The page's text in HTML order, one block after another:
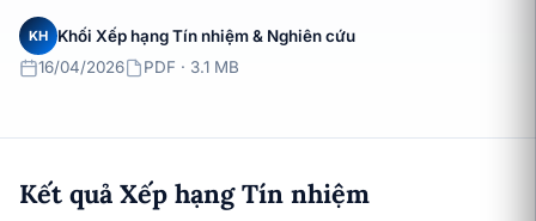
KH
Khối Xếp hạng Tín nhiệm & Nghiên cứu
16/04/2026
PDF · 3.1 MB
Kết quả Xếp hạng Tín nhiệm